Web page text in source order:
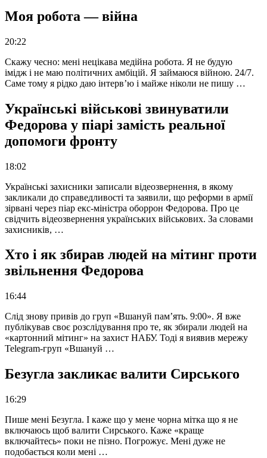
Моя робота — війна
20:22
Скажу чесно: мені нецікава медійна робота. Я не будую
імідж і не маю політичних амбіцій. Я займаюся війною. 24/7.
Саме тому я рідко даю інтерв’ю і майже ніколи не пишу …
Українські військові звинуватили
Федорова у піарі замість реальної
допомоги фронту
18:02
Українські захисники записали відеозвернення, в якому
закликали до справедливості та заявили, що реформи в армії
зірвані через піар екс-міністра оборрон Федорова. Про це
свідчить відеозвернення українських військових. За словами
захисників, …
Хто і як збирав людей на мітинг проти
звільнення Федорова
16:44
Слід знову привів до груп «Вшануй пам’ять. 9:00». Я вже
публікував своє розслідування про те, як збирали людей на
«картонний мітинг» на захист НАБУ. Тоді я виявив мережу
Telegram-груп «Вшануй …
Безугла закликає валити Сирського
16:29
Пише мені Безугла. І каже що у мене чорна мітка що я не
включаюсь щоб валити Сирського. Каже «краще
включайтесь» поки не пізно. Погрожує. Мені дуже не
подобається коли мені …